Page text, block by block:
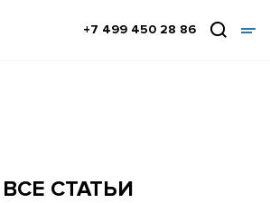
+7 499 450 28 86
ВСЕ СТАТЬИ